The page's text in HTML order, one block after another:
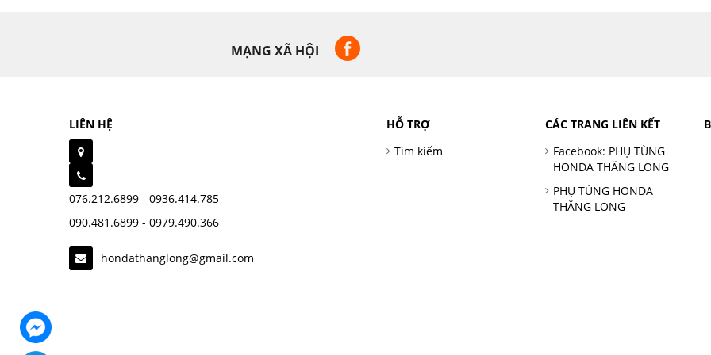
MẠNG XÃ HỘI
LIÊN HỆ
076.212.6899 - 0936.414.785
090.481.6899 - 0979.490.366
hondathanglong@gmail.com
HỖ TRỢ
Tìm kiếm
CÁC TRANG LIÊN KẾT
Facebook: PHỤ TÙNG
HONDA THĂNG LONG
PHỤ TÙNG HONDA
THĂNG LONG